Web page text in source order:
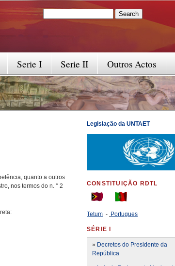
Search form
Outros Actos
Serie II
Serie I
quanto a outros
nos termos do n. ° 2
Legislação da UNTAET
CONSTITUIÇÃO RDTL
Tetum - Portugues
SÉRIE I
» Decretos do Presidente da
República